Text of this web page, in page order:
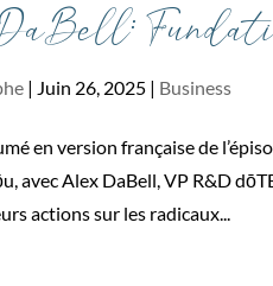
| Juin 26, 2025 | Business
en version française de
avec Alex DaBell, VP R&D
actions sur les radicaux...